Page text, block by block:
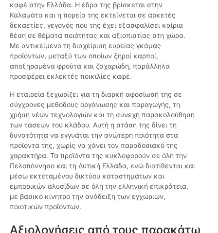
καφέ στην Ελλάδα. Η έδρα της βρίσκεται στην
Καλαμάτα και η πορεία της εκτείνεται σε αρκετές
δεκαετίες, γεγονός που της έχει εξασφαλίσει καίρια
θέση σε θέματα ποιότητας και αξιοπιστίας στη χώρα.
Με αντικείμενο τη διαχείριση ευρείας γκάμας
προϊόντων, μεταξύ των οποίων ξηροί καρποί,
αποξηραμένα φρούτα και ζαχαρώδη, παράλληλα
προσφέρει εκλεκτές ποικιλίες καφέ.
Η εταιρεία ξεχωρίζει για τη διαρκή αφοσίωσή της σε
σύγχρονες μεθόδους οργάνωσης και παραγωγής, τη
χρήση νέων τεχνολογιών και τη συνεχή παρακολούθηση
των τάσεων του κλάδου. Αυτή η στάση της δίνει τη
δυνατότητα να εγγυάται την ανώτερη ποιότητα στα
προϊόντα της, χωρίς να χάνει τον παραδοσιακό της
χαρακτήρα. Τα προϊόντα της κυκλοφορούν σε όλη την
Πελοπόννησο και τη Δυτική Ελλάδα, ενώ διατίθενται και
μέσω εκτεταμένου δικτύου καταστημάτων και
εμπορικών αλυσίδων σε όλη την ελληνική επικράτεια,
με βασικό κίνητρο την ανάδειξη των εγχώριων,
ποιοτικών προϊόντων.
Αξιολογήσεις από τους παρακάτω